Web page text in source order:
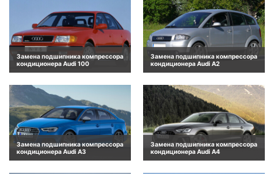
Замена подшипника компрессора
кондиционера Audi 100
Замена подшипника компрессора
кондиционера Audi A2
Замена подшипника компрессора
кондиционера Audi A3
Замена подшипника компрессора
кондиционера Audi A4